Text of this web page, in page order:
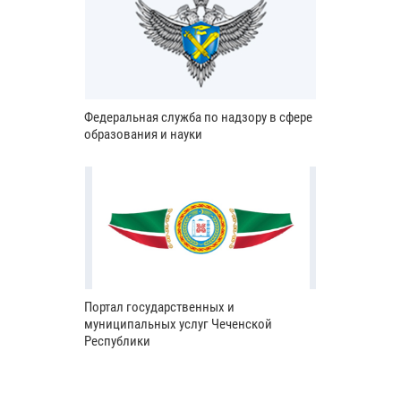
Федеральная служба по надзору в сфере
образования и науки
Портал государственных и
муниципальных услуг Чеченской
Республики